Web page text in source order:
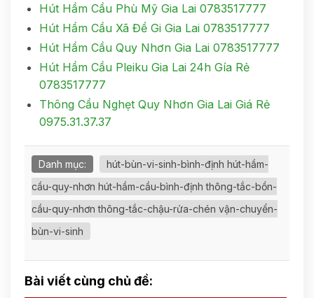
Hút Hầm Cầu Phù Mỹ Gia Lai 0783517777
Hút Hầm Cầu Xã Đề Gi Gia Lai 0783517777
Hút Hầm Cầu Quy Nhơn Gia Lai 0783517777
Hút Hầm Cầu Pleiku Gia Lai 24h Gía Rẻ
0783517777
Thông Cầu Nghẹt Quy Nhơn Gia Lai Giá Rẻ
0975.31.37.37
Danh mục:
hút-bùn-vi-sinh-bình-định hút-hầm-
cầu-quy-nhơn hút-hầm-cầu-bình-định thông-tắc-bồn-
cầu-quy-nhơn thông-tắc-chậu-rửa-chén vận-chuyển-
bùn-vi-sinh
Bài viết cùng chủ đề: